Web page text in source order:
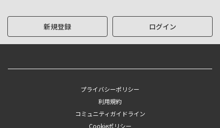
新規登録 ログイン
プライバシーポリシー
利用規約
コミュニティガイドライン
Cookieポリシー